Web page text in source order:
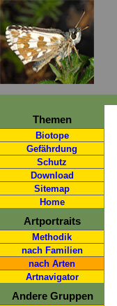
Themen
Biotope
Gefährdung
Schutz
Download
Sitemap
Home
Artportraits
Methodik
nach Familien
nach Arten
Artnavigator
Andere Gruppen